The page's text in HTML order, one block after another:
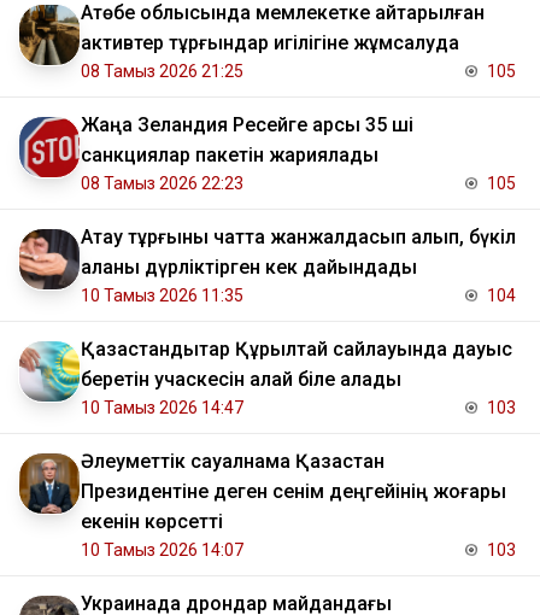
​Ақтөбе облысында мемлекетке қайтарылған
активтер тұрғындар игілігіне жұмсалуда
08 Тамыз 2026 21:25 105
Жаңа Зеландия Ресейге қарсы 35 ші
санкциялар пакетін жариялады
08 Тамыз 2026 22:23 105
Ақтау тұрғыны чатта жанжалдасып қалып, бүкіл
қаланы дүрліктірген кек дайындады
10 Тамыз 2026 11:35 104
Қазақстандықтар Құрылтай сайлауында дауыс
беретін учаскесін қалай біле алады
10 Тамыз 2026 14:47 103
Әлеуметтік сауалнама Қазақстан
Президентіне деген сенім деңгейінің жоғары
екенін көрсетті
10 Тамыз 2026 14:07 103
Украинада дрондар майдандағы